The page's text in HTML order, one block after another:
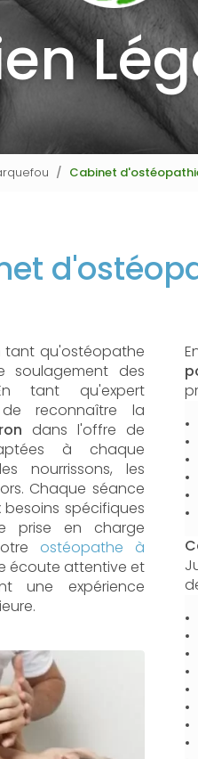
Cabinet
tant qu'ostéopathe
soulagement des
tant qu'expert
reconnaître la
dans l'offre de
à chaque
nourrissons, les
Chaque séance
spécifiques
prise en charge
ostéopathe à
écoute attentive et
une expérience